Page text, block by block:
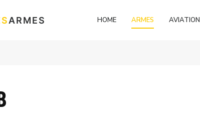
ARMES HOME ARMES AVIATION